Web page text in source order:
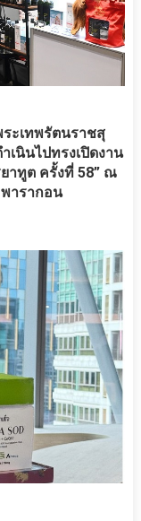
ะเทพรัตนราชสุ
เนินไปทรงเปิดงาน
าทูต ครั้งที่ 58” ณ
ารากอน